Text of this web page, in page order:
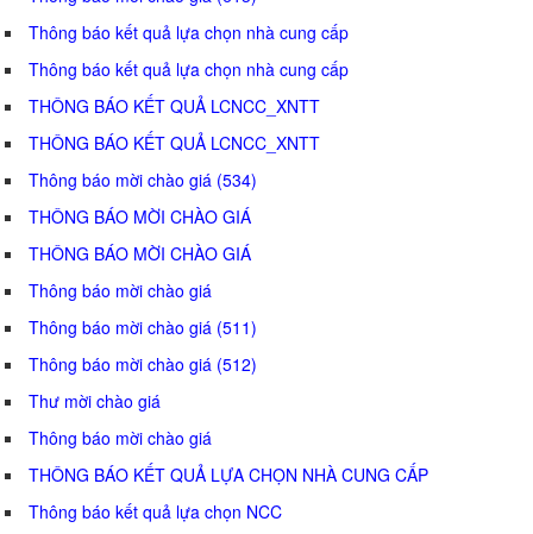
Thông báo kết quả lựa chọn nhà cung cấp
Thông báo kết quả lựa chọn nhà cung cấp
THÔNG BÁO KẾT QUẢ LCNCC_XNTT
THÔNG BÁO KẾT QUẢ LCNCC_XNTT
Thông báo mời chào giá (534)
THÔNG BÁO MỜI CHÀO GIÁ
THÔNG BÁO MỜI CHÀO GIÁ
Thông báo mời chào giá
Thông báo mời chào giá (511)
Thông báo mời chào giá (512)
Thư mời chào giá
Thông báo mời chào giá
THÔNG BÁO KẾT QUẢ LỰA CHỌN NHÀ CUNG CẤP
Thông báo kết quả lựa chọn NCC